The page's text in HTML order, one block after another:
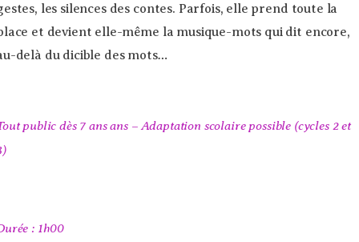
les silences des contes. Parfois, elle prend toute la
et devient elle-même la musique-mots qui dit encore,
delà du dicible des mots…
public dès 7 ans ans – Adaptation scolaire possible (cycles 2 et
: 1h00